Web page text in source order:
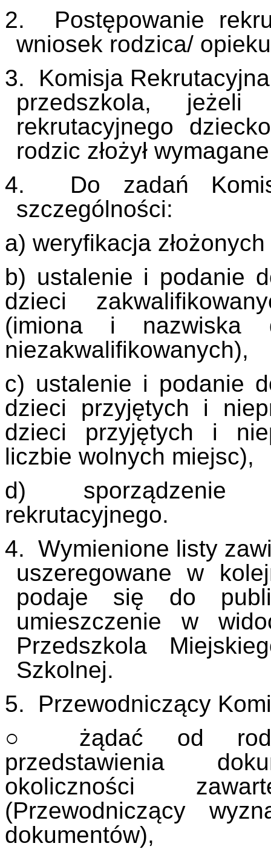
2. Postępowanie
wniosek rodzica/
3. Komisja
przedszkola,
rekrutacyjnego
rodzic złożył
4. Do zadań
szczególności:
a) weryfikacja
b) ustalenie i podanie
dzieci
(imiona i nazwiska
niezakwalifikowanych),
c) ustalenie i podanie
dzieci przyjętych i
dzieci przyjętych i
liczbie wolnych miejsc),
d) sporządzenie
rekrutacyjnego.
4. Wymienione listy
uszeregowane w
podaje się do
umieszczenie w
Przedszkola
Szkolnej.
5. Przewodniczący
○ żądać od
przedstawienia
okoliczności
(Przewodniczący
dokumentów),